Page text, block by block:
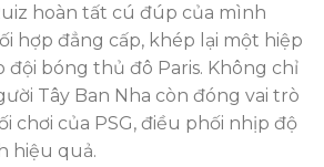
hoàn tất cú đúp của mình
hợp đẳng cấp, khép lại một hiệp
đội bóng thủ đô Paris. Không chỉ
Tây Ban Nha còn đóng vai trò
chơi của PSG, điều phối nhịp độ
hiệu quả.